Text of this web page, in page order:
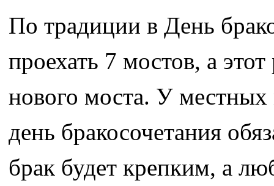
По традиции в День
проехать 7 мостов, а
нового моста. У
день бракосочетания
брак будет крепким, а